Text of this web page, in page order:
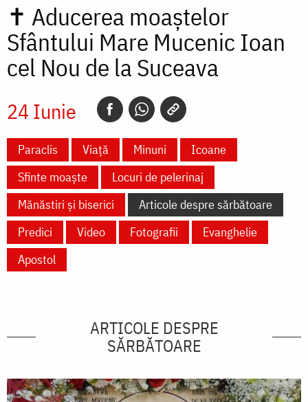
✝ Aducerea moaștelor
Sfântului Mare Mucenic Ioan
cel Nou de la Suceava
24 Iunie
Paraclis Viață Minuni
Icoane
Sfinte moaște
Locuri de pelerinaj
Mănăstiri și biserici
Articole despre sărbătoare
Predici
Video Fotografii
Evanghelie
Apostol
ARTICOLE DESPRE
SĂRBĂTOARE